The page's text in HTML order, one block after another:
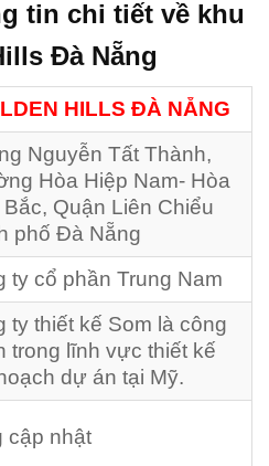
tin chi tiết vềkhu
Đà Nẵng
HILLS ĐÀ NẴNG
Nguyễn Tất Thành,
Hòa Hiệp Nam- Hòa
Bắc, Quận Liên Chiểu
phố Đà Nẵng
ty cổ phần Trung Nam
ty thiết kế Som là công
trong lĩnh vực thiết kế
dự án tại Mỹ.
cập nhật